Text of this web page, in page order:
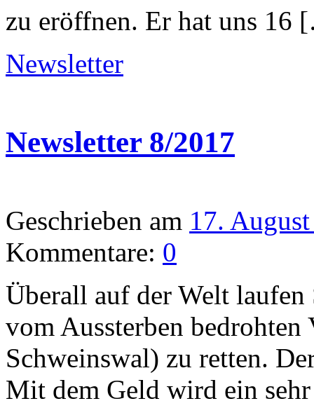
zu eröffnen. Er hat uns
Newsletter
Newsletter 8/2017
Geschrieben am 17.
Kommentare: 0
Überall auf der Welt laufen
vom Aussterben
Schweinswal) zu retten.
Mit dem Geld wird ein